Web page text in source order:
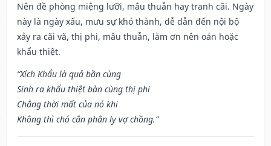
Nên đề phòng miệng lưỡi, mâu thuẫn hay tranh cãi. Ngày
này là ngày xấu, mưu sự khó thành, dễ dẫn đến nội bộ
xảy ra cãi vã, thị phi, mâu thuẫn, làm ơn nên oán hoặc
khẩu thiệt.
“Xích Khẩu là quả bần cùng
Sinh ra khẩu thiệt bàn cùng thị phi
Chẳng thời mất của nó khi
Không thì chó cắn phân ly vợ chồng.”